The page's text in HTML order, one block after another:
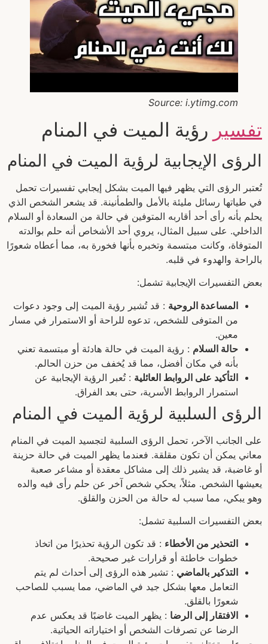
Source: i.ytimg.com
تفسير رؤية الميت في المنام
الرؤى الإيجابية لرؤية الميت في المنام
تُعتبر الرؤى التي يظهر فيها الميت بشكل إيجابي تفسيرات تحمل
في طياتها رسائل مليئة بالأمل والطمأنينة. قد يشعر الشخص الذي
يحلم بأنه رأى أحد أقاربه المتوفين في حالة من السعادة أو السلام
الداخلي. على سبيل المثال، يروي أحد الأشخاص أنه حلم بوالدته
المتوفاة، وكانت مبتسمة وتخبره بأنها فخورة به، مما أعطاه شعورًا
بالراحة والهدوء في قلبه.
بعض التفسيرات الإيجابية تشمل:
المساعدة الروحية : قد تُشير رؤية الميت إلى وجود دعوات
من المتوفى للشخص، تدعوه للراحة أو الاستمرار في مسار
معين.
حالة السلام : رؤية الميت في حالة هادئة أو مبتسمة تعني
بأنه في مكان أفضل، مما قد يُخفف من حزن الحالم.
التأكيد على الروابط العائلية : تُعبر الرؤية الإيجابية عن
استمرار الروابط الأسرية، حتى بعد الفراق.
الرؤى السلبية لرؤية الميت في المنام
على الجانب الآخر، تحمل الرؤى السلبية لتجسيد الميت في المنام
معاني يمكن أن تكون مقلقة. فعندما يظهر الميت في حالة حزينة
أو غاضبة، قد يشير ذلك إلى مشاكل معقدة أو مشاعر صعبة
يعيشها الشخص. مثلاً، يحكي شخص آخر عن حلم رأى فيه والده
وهو يبكي، مما سبب له حالة من الحزن والقلق.
بعض التفسيرات السلبية تشمل:
التحذير من الأخطاء : قد تكون الرؤية تحذيرًا من اتخاذ
خطوات خاطئة أو قرارات غير صحيحة.
التذكير بالماضي : تشير هذه الرؤى إلى أحداث لم يتم
التعامل معها بشكل جيد في الماضي، مما يسبب للصاحب
شعورًا بالقلق.
الافتقار إلى الرضا : يظهر الميت غاضبًا قد يعكس عدم
الرضا عن تصرفات الشخص أو اختياراته الحياتية.